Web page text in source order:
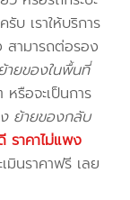
บ เราให้บริการ
สามารถต่อรอง
ายของในพื้นที่
หรือจะเป็นการ
ย้ายของกลับ
ราคาไม่แพง
นราคาฟรี เลย